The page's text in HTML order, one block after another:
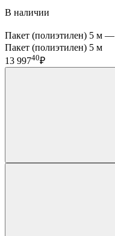
В наличии
Пакет (полиэтилен) 5 м —
Пакет (полиэтилен) 5 м
13 99740₽